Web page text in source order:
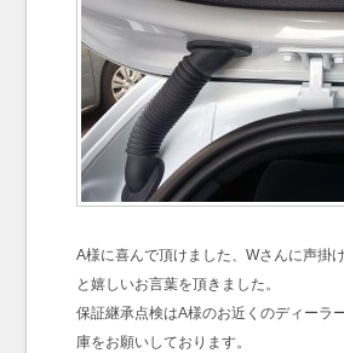
A様に喜んで頂けました、Wさんに声掛
と嬉しいお言葉を頂きました。
保証継承点検はA様のお近くのディーラ
庫をお願いしております。